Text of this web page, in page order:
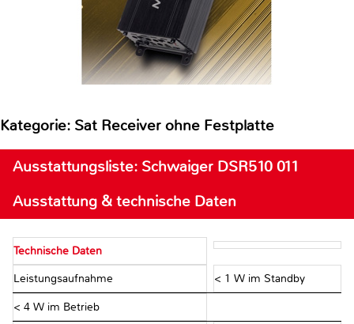
Kategorie: Sat Receiver ohne Festplatte
Ausstattungsliste: Schwaiger DSR510 011
Ausstattung & technische Daten
Technische Daten
Leistungsaufnahme < 1 W im Standby
< 4 W im Betrieb